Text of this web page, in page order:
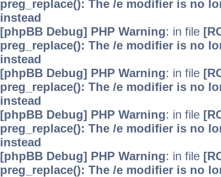
preg_replace(): The /e modifier is no
instead
[phpBB Debug] PHP Warning: in file
preg_replace(): The /e modifier is no
instead
[phpBB Debug] PHP Warning: in file
preg_replace(): The /e modifier is no
instead
[phpBB Debug] PHP Warning: in file
preg_replace(): The /e modifier is no
instead
[phpBB Debug] PHP Warning: in file
preg_replace(): The /e modifier is no